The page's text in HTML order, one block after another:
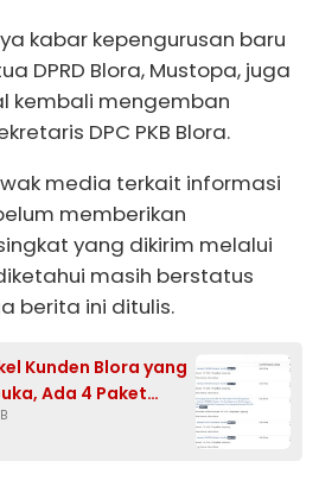
kabar kepengurusan baru
DPRD Blora, Mustopa, juga
kembali mengemban
DPC PKB Blora.
media terkait informasi
memberikan
yang dikirim melalui
masih berstatus
berita ini ditulis.
Kunden Blora yang
Ada 4 Paket
Juta